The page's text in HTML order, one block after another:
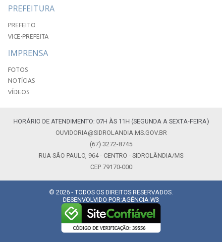
PREFEITURA
PREFEITO
VICE-PREFEITA
IMPRENSA
FOTOS
NOTÍCIAS
VÍDEOS
HORÁRIO DE ATENDIMENTO: 07H ÀS 11H (SEGUNDA A SEXTA-FEIRA)
OUVIDORIA@SIDROLANDIA.MS.GOV.BR
(67) 3272-8745
RUA SÃO PAULO, 964 - CENTRO - SIDROLÂNDIA/MS
CEP 79170-000
© 2026 - TODOS OS DIREITOS RESERVADOS.
DESENVOLVIDO POR:AGÊNCIA W3